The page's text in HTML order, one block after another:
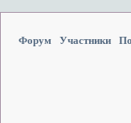
Форум Участники